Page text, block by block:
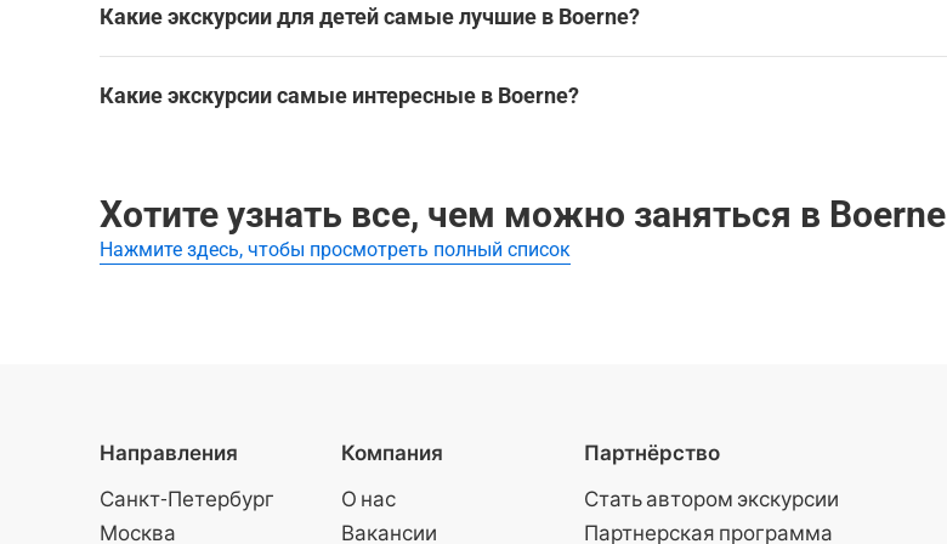
Boerne
Boerne
Boerne
Какие экскурсии для детей самые лучшие в Boerne?
Посмотреть все экскурсси для детей в Boerne
Какие экскурсии самые интересные в Boerne?
Хотите узнать все, чем можно заняться в Boerne
Нажмите здесь, чтобы просмотреть полный список
Направления
Санкт-Петербург
Москва
Компания
О нас
Вакансии
Партнёрство
Стать автором экскурсии
Партнерская программа